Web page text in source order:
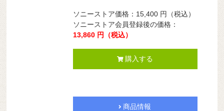
ソニーストア価格：15,400 円（税込）
ソニーストア会員登録後の価格：
13,860 円（税込）
購入する
商品情報